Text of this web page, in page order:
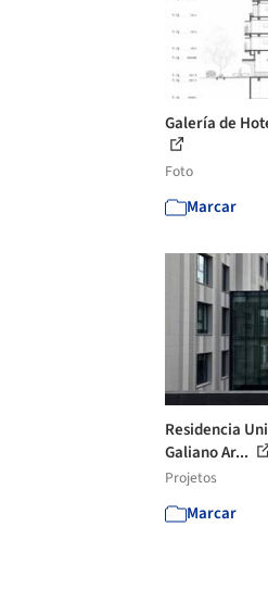
Galería de
Foto
Marcar
Residencia
Galiano Ar...
Projetos
Marcar